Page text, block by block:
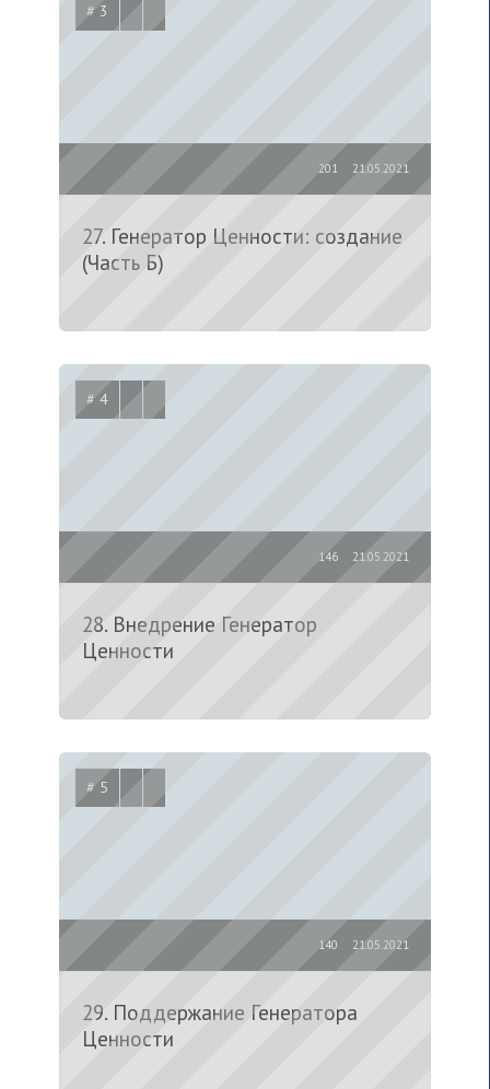
# 3
21.05.2021
201
27. Генератор Ценности: создание
(Часть Б)
# 4
21.05.2021
146
28. Внедрение Генератор
Ценности
# 5
21.05.2021
140
29. Поддержание Генератора
Ценности